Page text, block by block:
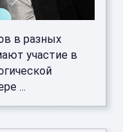
в разных
участие в
...